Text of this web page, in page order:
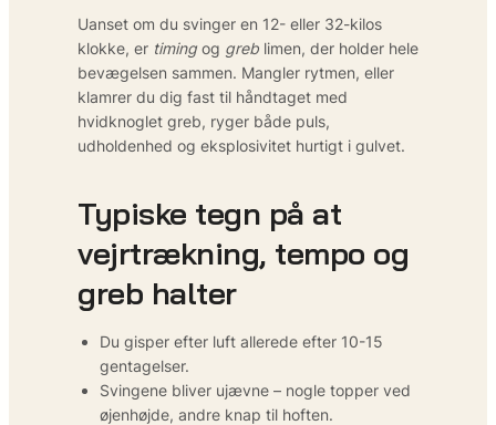
Uanset om du svinger en 12- eller 32-kilos
klokke, er timingog greb limen, der holder hele
bevægelsen sammen. Mangler rytmen, eller
klamrer du dig fast til håndtaget med
hvidknoglet greb, ryger både puls,
udholdenhed og eksplosivitet hurtigt i gulvet.
Typiske tegn på at
vejrtrækning, tempo og
greb halter
Du gisper efter luft allerede efter 10-15
gentagelser.
Svingene bliver ujævne – nogle topper ved
øjenhøjde, andre knap til hoften.